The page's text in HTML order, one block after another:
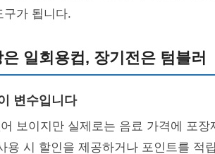
구가 됩니다.
일회용컵, 장기전은 텀블러
변수입니다
보이지만 실제로는 음료 가격에 포장
용 시 할인을 제공하거나 포인트를 적